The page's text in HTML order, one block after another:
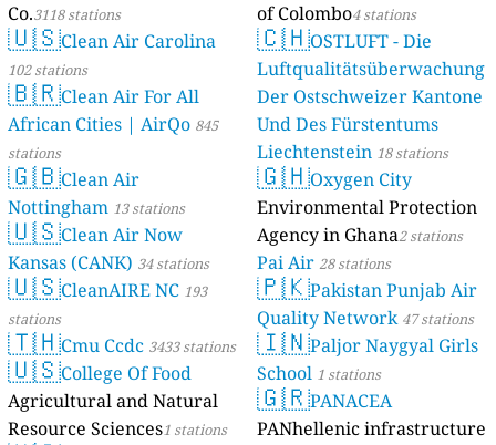
Co.3118 stations
🇺🇸Clean Air Carolina
102 stations
🇧🇷Clean Air For All
African Cities | AirQo 845
stations
🇬🇧Clean Air
Nottingham 13 stations
🇺🇸Clean Air Now
Kansas (CANK) 34 stations
🇺🇸CleanAIRE NC 193
stations
🇹🇭Cmu Ccdc 3433 stations
🇺🇸College Of Food
Agricultural and Natural
Resource Sciences1 stations
of Colombo4 stations
🇨🇭OSTLUFT - Die
Luftqualitätsüberwachung
Der Ostschweizer Kantone
Und Des Fürstentums
Liechtenstein 18 stations
🇬🇭Oxygen City
Environmental Protection
Agency in Ghana2 stations
Pai Air 28 stations
🇵🇰Pakistan Punjab Air
Quality Network 47 stations
🇮🇳Paljor Naygyal Girls
School 1 stations
🇬🇷PANACEA
PANhellenic infrastructure